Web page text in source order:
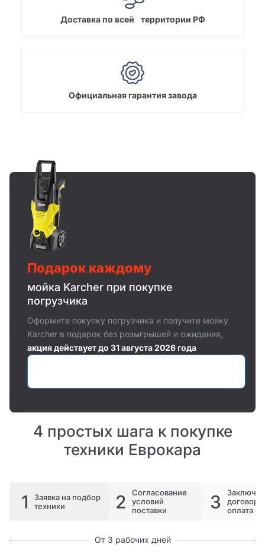
Доставка по всей территории РФ
Официальная гарантия завода
Подарок каждому
мойка Karcher при покупке
погрузчика
Оформите покупку погрузчика и получите мойку
Karcher в подарок без розыгрышей и ожидания,
акция действует до 31 августа 2026 года
4 простых шага к покупке
техники Еврокара
1
Заявка на подбор
техники
2
Согласование
условий
поставки
3
договора
оплата
От 3 рабочих дней